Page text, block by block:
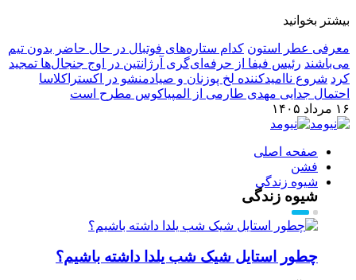
بیشتر بخوانید
معرفی عطر استون کدام ستاره‌های فوتبال در حال حاضر بدون تیم
می‌باشند رئیس فیفا از حرفه‌ای‌گری آرژانتین در اوج جنجال‌ها تمجید
کرد شروع ناامیدکننده لخ پوزنان و صیادمنشو در اکستراکلاسا
احتمال جدایی مهدی طارمی از المپیاکوس مطرح است
۱۶ مرداد ۱۴۰۵
صفحه اصلی
فشن
شیوه زندگی
شیوه زندگی
چطور استایل شیک شب یلدا داشته باشیم؟